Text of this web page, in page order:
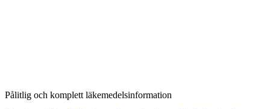
Pålitlig och komplett läkemedelsinformation